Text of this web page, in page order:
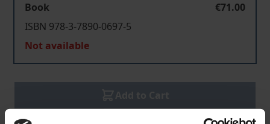
Book
€71.00
ISBN 978-3-7890-0697-5
Not available